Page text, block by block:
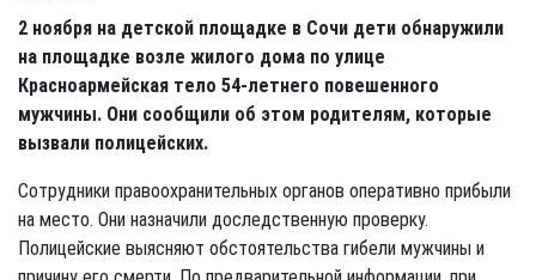
2 ноября на детской площадке в Сочи дети обнаружили
на площадке возле жилого дома по улице
Красноармейская тело 54-летнего повешенного
мужчины. Они сообщили об этом родителям, которые
вызвали полицейских.
Сотрудники правоохранительных органов оперативно прибыли
на место. Они назначили доследственную проверку.
Полицейские выясняют обстоятельства гибели мужчины и